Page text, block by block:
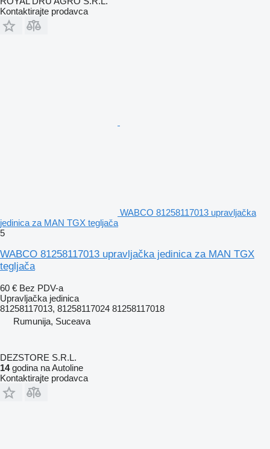
Kontaktirajte prodavca
WABCO 81258117013 upravljačka
jedinica za MAN TGX tegljača
5
WABCO 81258117013 upravljačka jedinica za MAN TGX
tegljača
60 € Bez PDV-a
Upravljačka jedinica
81258117013, 81258117024 81258117018
Rumunija, Suceava
DEZSTORE S.R.L.
14godina na Autoline
Kontaktirajte prodavca